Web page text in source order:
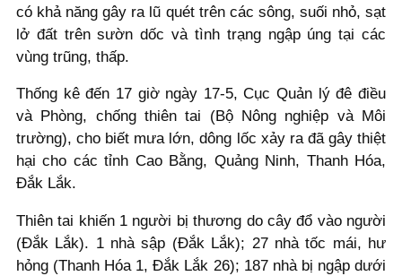
có khả năng gây ra lũ quét trên các sông, suối nhỏ, sạt
lở đất trên sườn dốc và tình trạng ngập úng tại các
vùng trũng, thấp.
Thống kê đến 17 giờ ngày 17-5, Cục Quản lý đê điều
và Phòng, chống thiên tai (Bộ Nông nghiệp và Môi
trường), cho biết mưa lớn, dông lốc xảy ra đã gây thiệt
hại cho các tỉnh Cao Bằng, Quảng Ninh, Thanh Hóa,
Đắk Lắk.
Thiên tai khiến 1 người bị thương do cây đổ vào người
(Đắk Lắk). 1 nhà sập (Đắk Lắk); 27 nhà tốc mái, hư
hỏng (Thanh Hóa 1, Đắk Lắk 26); 187 nhà bị ngập dưới